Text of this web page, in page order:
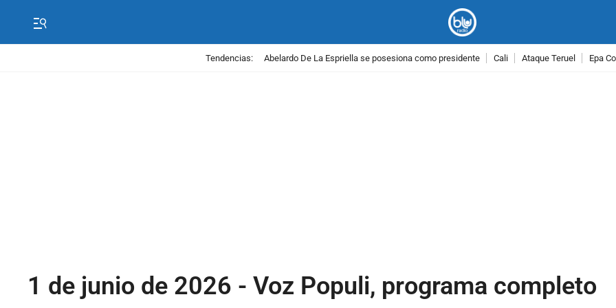
Tendencias: Abelardo De La Espriella se posesiona como presidente Cali Ataque Teruel Epa
1 de junio de 2026 - Voz Populi, programa completo